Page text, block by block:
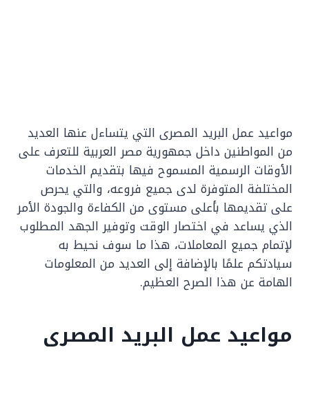
مواعيد عمل البريد المصرى التي يتساءل عنها العديد
من المواطنين داخل جمهورية مصر العربية للتعرف على
الأوقات الرسمية المسموح فيها بتقديم الخدمات
المختلفة المتوفرة لدى جميع فروعه، والتي يحرص
على تقديمها بأعلى مستوى من الكفاءة والجودة الأمر
الذي يساعد في اختصار الوقت وتوفير الجهد المطلوب
لإتمام جميع المعاملات، هذا ما سوف نحيط به
سيادتكم علمًا بالإضافة إلى العديد من المعلومات
الهامة عن هذا الصرح العظيم.
مواعيد عمل البريد المصرى